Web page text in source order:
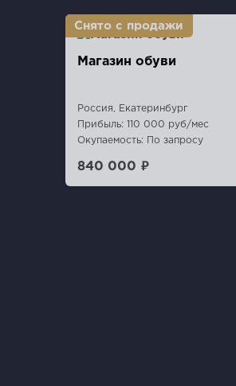
Магазин обуви
Россия, Екатеринбург
Прибыль: 110 000 руб/мес
Окупаемость: По запросу
840 000 ₽